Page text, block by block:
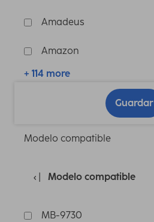
Amadeus
Amazon
+ 114 more
Guardar
Modelo compatible
Modelo compatible
MB-9730